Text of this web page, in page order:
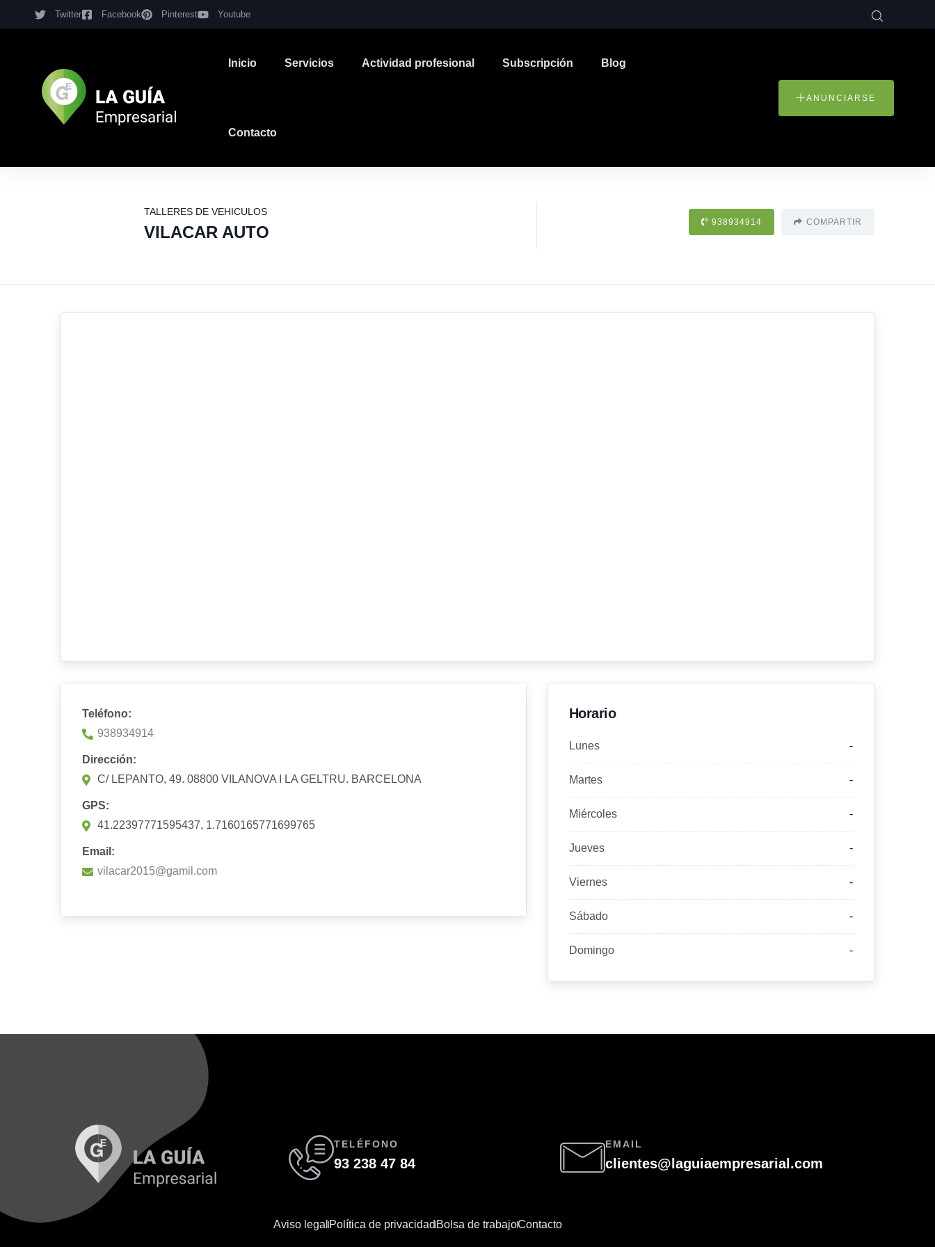
Twitter Facebook Pinterest Youtube
Inicio Servicios Actividad profesional Subscripción Blog
Contacto
ANUNCIARSE
TALLERES DE VEHICULOS
VILACAR AUTO
938934914 COMPARTIR
Teléfono:
938934914
Dirección:
C/ LEPANTO, 49. 08800 VILANOVA I LA GELTRU. BARCELONA
GPS:
41.22397771595437, 1.7160165771699765
Email:
vilacar2015@gamil.com
Horario
Lunes -
Martes -
Miércoles -
Jueves -
Viernes -
Sábado -
Domingo -
TELÉFONO
93 238 47 84
EMAIL
clientes@laguiaempresarial.com
Aviso legal Política de privacidadBolsa de trabajoContacto